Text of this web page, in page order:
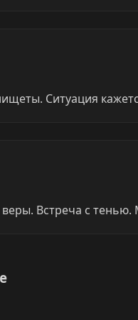
Ситуация
Встреча с